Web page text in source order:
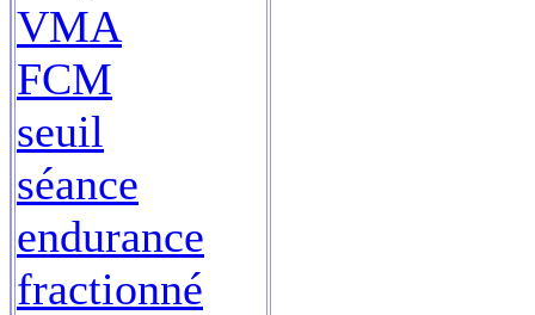
VMA
FCM
seuil
séance
endurance
fractionné